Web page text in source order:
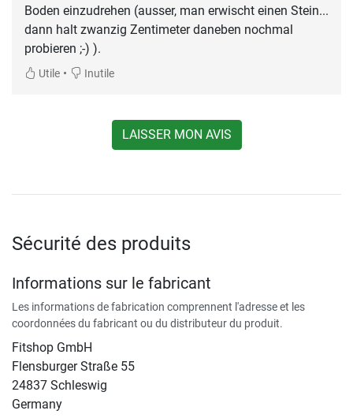
Boden einzudrehen (ausser, man erwischt einen Stein...
dann halt zwanzig Zentimeter daneben nochmal
probieren ;-) ).
Utile • Inutile
LAISSER MON AVIS
Sécurité des produits
Informations sur le fabricant
Les informations de fabrication comprennent l'adresse et les
coordonnées du fabricant ou du distributeur du produit.
Fitshop GmbH
Flensburger Straße 55
24837 Schleswig
Germany